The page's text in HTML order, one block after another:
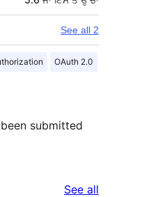
See all 2
OAuth 2.0
submitted
See all